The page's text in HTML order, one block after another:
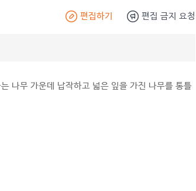
편집하기 편집 금지 요청
나무 가운데 납작하고 넓은 잎을 가진 나무를 통틀